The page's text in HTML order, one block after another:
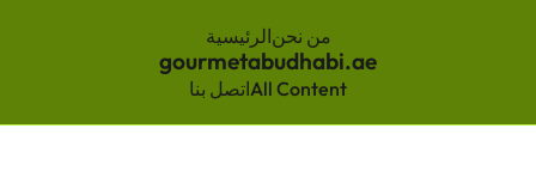
الرئيسيةمن نحن
gourmetabudhabi.ae
اتصل بناAll Content